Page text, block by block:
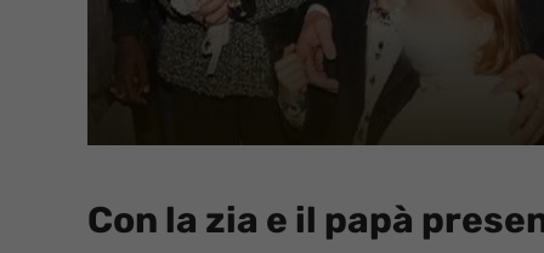
Con la zia e il papà